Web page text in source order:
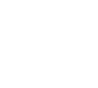
of onderweg -
fijne keuze.
materiaal: